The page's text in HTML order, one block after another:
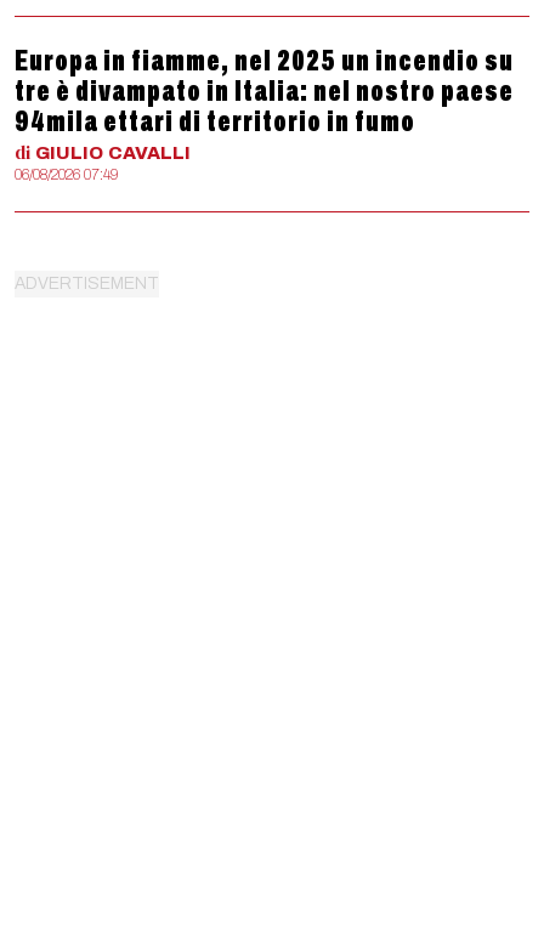
Europa in fiamme, nel 2025 un incendio su
tre è divampato in Italia: nel nostro paese
94mila ettari di territorio in fumo
di GIULIO CAVALLI
06/08/2026 07:49